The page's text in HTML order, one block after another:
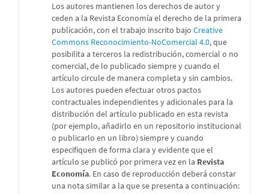
Los autores mantienen los derechos de autor y
ceden a la Revista Economía el derecho de la primera
publicación, con el trabajo inscrito bajo Creative
Commons Reconocimiento-NoComercial 4.0, que
posibilita a terceros la redistribución, comercial o no
comercial, de lo publicado siempre y cuando el
artículo circule de manera completa y sin cambios.
Los autores pueden efectuar otros pactos
contractuales independientes y adicionales para la
distribución del artículo publicado en esta revista
(por ejemplo, añadirlo en un repositorio institucional
o publicarlo en un libro) siempre y cuando
especifiquen de forma clara y evidente que el
artículo se publicó por primera vez en la Revista
Economía. En caso de reproducción deberá constar
una nota similar a la que se presenta a continuación: